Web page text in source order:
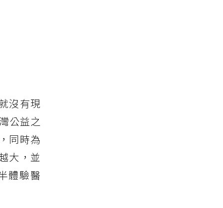
沒有現
公益之
同時為
大，並
體驗醫